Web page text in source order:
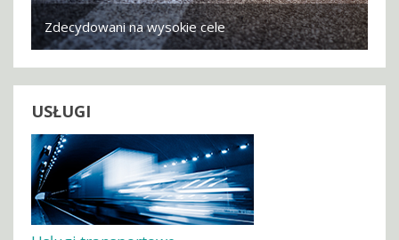
Zdecydowani na wysokie cele
USŁUGI